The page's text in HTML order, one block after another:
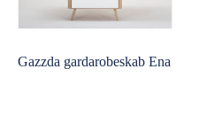
Gazzda gardarobeskab Ena